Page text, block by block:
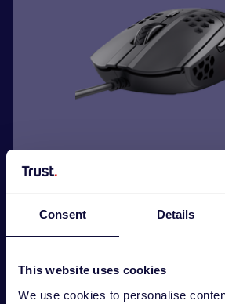
Consent Details
This website uses cookies
We use cookies to personalise